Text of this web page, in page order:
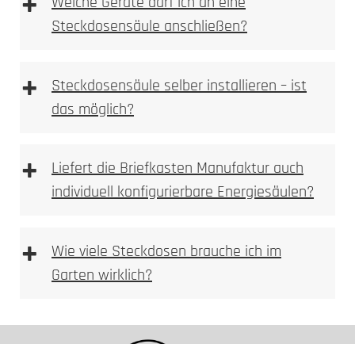
Leitungsschutzschalter
UV-stabile Oberflächen
Steckdosensäule anschließen?
+
Steckdosensäule selber installieren – ist
das möglich?
+
Liefert die Briefkasten Manufaktur auch
individuell konfigurierbare Energiesäulen?
+
Wie viele Steckdosen brauche ich im
Garten wirklich?